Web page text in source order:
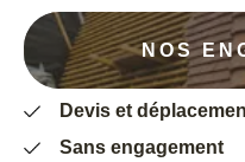
NOS
Devis et
Sans engagement